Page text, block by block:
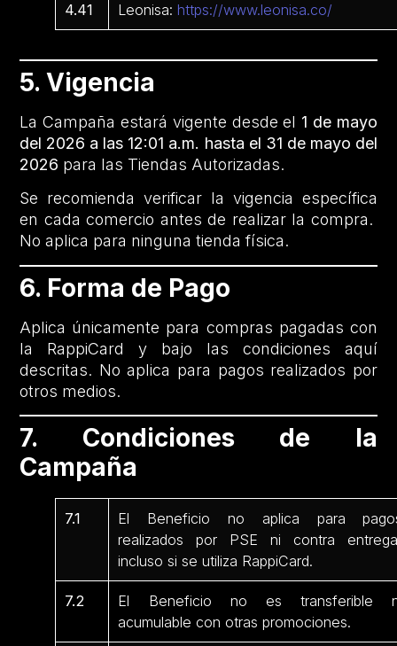
4.41 Leonisa:https://www.leonisa.co/
5. Vigencia
La Campaña estará vigente desde el 1 de mayo
del 2026 a las 12:01 a.m. hasta el 31 de mayo del
2026 para las Tiendas Autorizadas.
Se recomienda verificar la vigencia específica
en cada comercio antes de realizar la compra.
No aplica para ninguna tienda física.
6. Forma de Pago
Aplica únicamente para compras pagadas con
la RappiCard y bajo las condiciones aquí
descritas. No aplica para pagos realizados por
otros medios.
7. Condiciones de la
Campaña
7.1
El Beneficio no aplica para
realizados por PSE ni contra
incluso si se utiliza RappiCard.
7.2
El Beneficio no es transferible
acumulable con otras promociones.